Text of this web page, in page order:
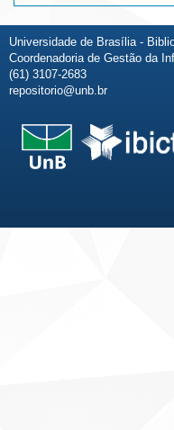
Universidade de Brasília -
Coordenadoria de Gestão da
(61) 3107-2683
repositorio@unb.br